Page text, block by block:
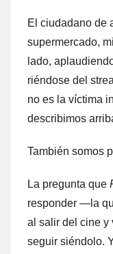
El ciudadano de
supermercado,
lado,
riéndose del
no es la víctima
describimos
También somos
La pregunta que
responder —la
al salir del cine
seguir siéndolo.